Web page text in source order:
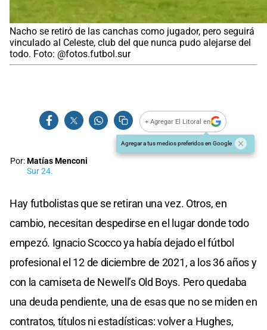
Nacho se retiró de las canchas como jugador, pero seguirá
vinculado al Celeste, club del que nunca pudo alejarse del
todo. Foto: @fotos.futbol.sur
+ Agregar El Litoral en
Agregar a tus medios preferidos en Google
Por:Matías Menconi
Sur 24.
Hay futbolistas que se retiran una vez. Otros, en
cambio, necesitan despedirse en el lugar donde todo
empezó. Ignacio Scocco ya había dejado el fútbol
profesional el 12 de diciembre de 2021, a los 36 años y
con la camiseta de Newell’s Old Boys. Pero quedaba
una deuda pendiente, una de esas que no se miden en
contratos, títulos ni estadísticas: volver a Hughes,